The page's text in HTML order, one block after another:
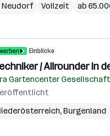
Neudorf
Vollzeit ab
Einblicke
/ Allrounder in
Gartencenter Gesellschaft
, Burgenland